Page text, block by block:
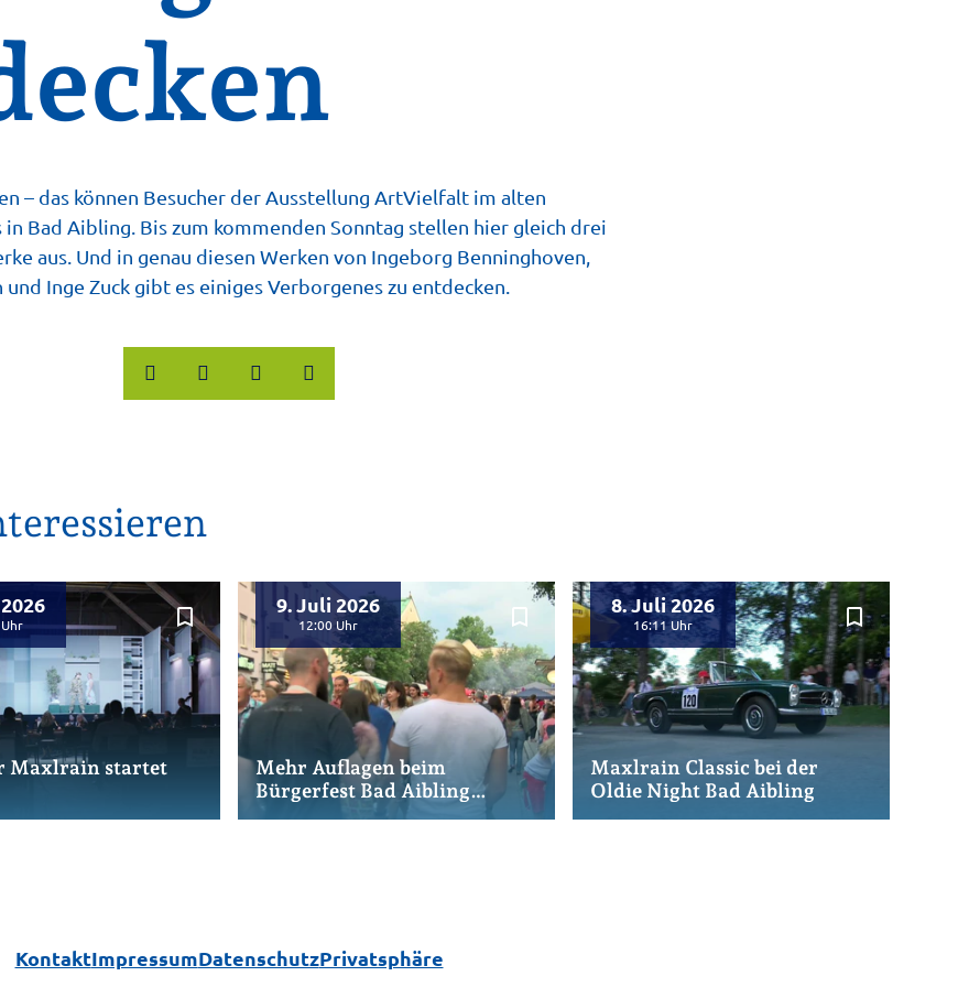
– das können Besucher der Ausstellung ArtVielfalt im alten
Bad Aibling. Bis zum kommenden Sonntag stellen hier gleich drei
aus. Und in genau diesen Werken von Ingeborg Benninghoven,
Inge Zuck gibt es einiges Verborgenes zu entdecken.
bookmark_border
Maxlrain startet
bookmark_border
9. Juli 2026
12:00
Mehr Auflagen beim
Bürgerfest Bad Aibling
sorgen für
bookmark_border
8. Juli 2026
16:11
Maxlrain Classic bei der
Oldie Night Bad Aibling
KontaktImpressumDatenschutzPrivatsphäre